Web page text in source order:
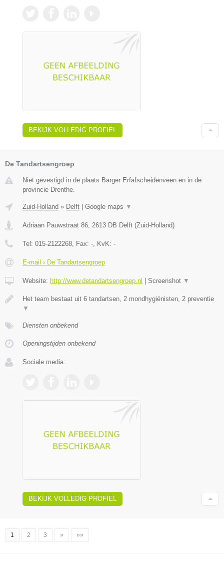
BEKIJK VOLLEDIG PROFIEL
De Tandartsengroep
Niet gevestigd in de plaats Barger Erfafscheidenveen en in de
provincie Drenthe.
Zuid-Holland » Delft Google maps ▼
Adriaan Pauwstraat 86, 2613 DB Delft (Zuid-Holland)
Tel: 015-2122268, Fax: -, KvK: -
E-mail › De Tandartsengroep
Website: http://www.detandartsengroep.nl Screenshot ▼
Het team bestaat uit 6 tandartsen, 2 mondhygiënisten, 2 preventie
▼
Diensten onbekend
Openingstijden onbekend
Sociale media:
BEKIJK VOLLEDIG PROFIEL
1 2 3 » »»